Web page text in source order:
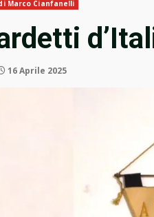
Marco Cianfanelli
16 Aprile 2025